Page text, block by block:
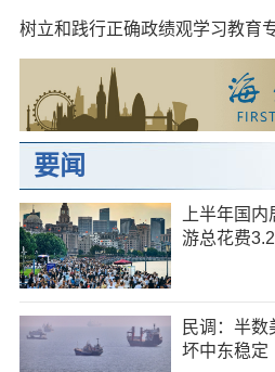
树立和践行正确政绩观学习教育
要闻
上半年国
游总花费
民调：半
坏中东稳定